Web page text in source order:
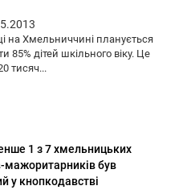
на Хмельниччині планується
85% дітей шкільного віку. Це
тисяч...
1 з 7 хмельницьких
мажоритарників був
у кнопкодавстві